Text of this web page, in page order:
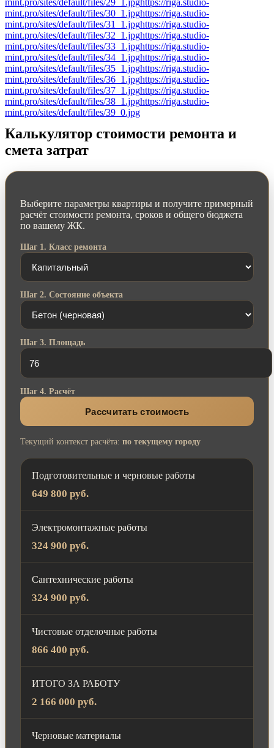
mint.pro/sites/default/files/29_1.jpghttps://riga.studio-
mint.pro/sites/default/files/30_1.jpghttps://riga.studio-
mint.pro/sites/default/files/31_1.jpghttps://riga.studio-
mint.pro/sites/default/files/32_1.jpghttps://riga.studio-
mint.pro/sites/default/files/33_1.jpghttps://riga.studio-
mint.pro/sites/default/files/34_1.jpghttps://riga.studio-
mint.pro/sites/default/files/35_1.jpghttps://riga.studio-
mint.pro/sites/default/files/36_1.jpghttps://riga.studio-
mint.pro/sites/default/files/37_1.jpghttps://riga.studio-
mint.pro/sites/default/files/38_1.jpghttps://riga.studio-
mint.pro/sites/default/files/39_0.jpg
Калькулятор стоимости ремонта и
смета затрат
Выберите параметры квартиры и получите примерный
расчёт стоимости ремонта, сроков и общего бюджета
по вашему ЖК.
Шаг 1. Класс ремонта
Шаг 2. Состояние объекта
Шаг 3. Площадь
Шаг 4. Расчёт
Рассчитать стоимость
Текущий контекст расчёта: по текущему городу
Подготовительные и черновые работы
649 800 руб.
Электромонтажные работы
324 900 руб.
Сантехнические работы
324 900 руб.
Чистовые отделочные работы
866 400 руб.
ИТОГО ЗА РАБОТУ
2 166 000 руб.
Черновые материалы